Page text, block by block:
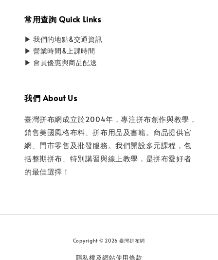
常用查詢 Quick Links
▶ 我們的地點&交通資訊
▶ 營業時間&上課時間
▶ 會員優惠與商品配送
我們 About Us
臺灣拼布網成立於2004年，專注拼布創作與教學，
銷售美國風格布料、拼布用品及書籍。商品提供官
網、門市零售及批發服務。我們開設多元課程，包
括整期拼布、特別講習與線上教學，是拼布愛好者
的最佳選擇！
Copyright © 2026 臺灣拼布網
隱私權及網站使用條款